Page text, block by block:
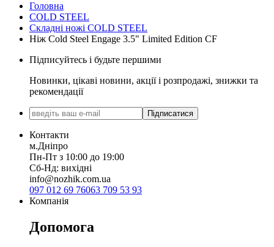
Головна
COLD STEEL
Складні ножі COLD STEEL
Ніж Cold Steel Engage 3.5" Limited Edition CF
Підписуйтесь і будьте першими
Новинки, цікаві новини, акції і розпродажі, знижки та
рекомендації
Підписатися
Контакти
м.Дніпро
Пн-Пт з 10:00 до 19:00
Сб-Нд: вихідні
info@nozhik.com.ua
097 012 69 76063 709 53 93
Компанія
Допомога